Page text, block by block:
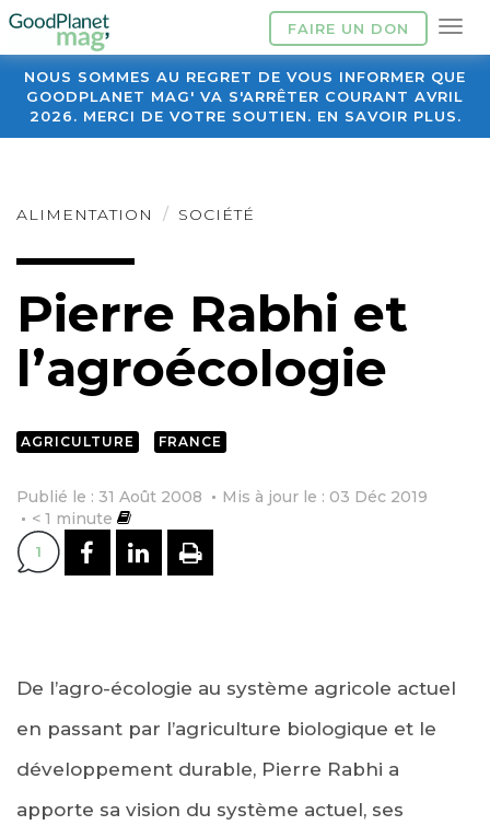
FAIRE UN DON
NOUS SOMMES AU REGRET DE VOUS INFORMER QUE
GOODPLANET MAG' VA S'ARRÊTER COURANT AVRIL
2026. MERCI DE VOTRE SOUTIEN. EN SAVOIR PLUS.
ALIMENTATION SOCIÉTÉ
Pierre Rabhi et
l’agroécologie
AGRICULTURE FRANCE
Publié le : 31 Août 2008
Mis à jour le : 03 Déc 2019
< 1 minute
1 PARTAGER SUR FACEBOOK
PARTAGER SUR
IMPRIMER
De l’agro-écologie au système agricole actuel
en passant par l’agriculture biologique et le
développement durable, Pierre Rabhi a
apporte sa vision du système actuel, ses